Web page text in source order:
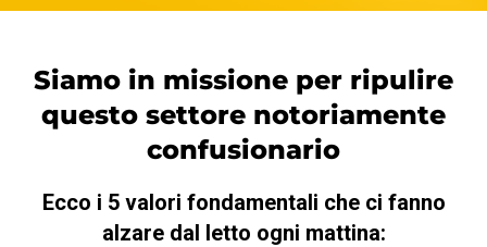
Siamo in missione per ripulire
questo settore notoriamente
confusionario
Ecco i 5 valori fondamentali che ci fanno
alzare dal letto ogni mattina: